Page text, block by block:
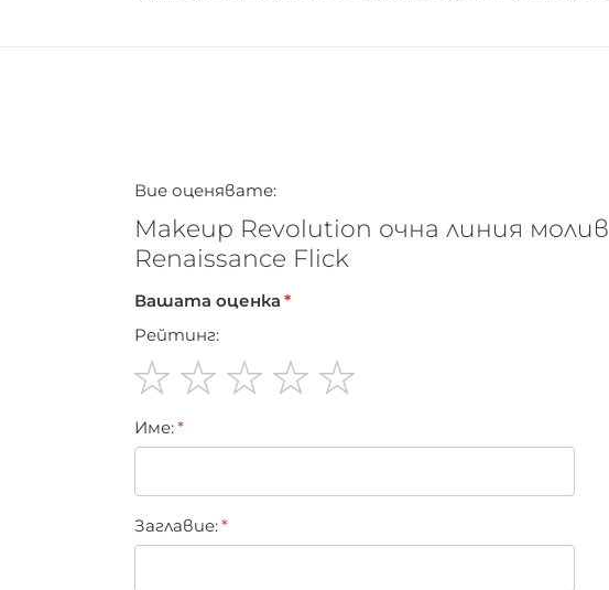
Вие оценявате:
Makeup Revolution очна линия молив
Renaissance Flick
Вашата оценка
Рейтинг:
star
stars
stars
stars
stars
Име:
Заглавиe: